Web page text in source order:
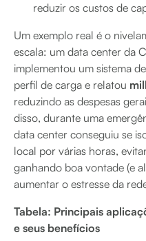
reduzir os custos de
Um exemplo real é o
escala: um data center da
implementou um sistema
perfil de carga e relatou
reduzindo as despesas
disso, durante uma
data center conseguiu se
local por várias horas,
ganhando boa vontade (e
aumentar o estresse da
Tabela: Principais
e seus benefícios